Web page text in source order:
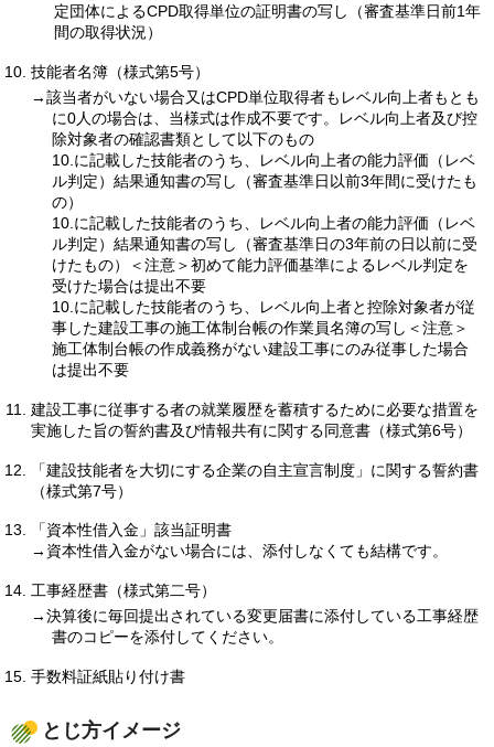
定団体によるCPD取得単位の証明書の写し（審査基準日前1年
間の取得状況）
技能者名簿（様式第5号）
→該当者がいない場合又はCPD単位取得者もレベル向上者もとも
に0人の場合は、当様式は作成不要です。レベル向上者及び控
除対象者の確認書類として以下のもの
10.に記載した技能者のうち、レベル向上者の能力評価（レベ
ル判定）結果通知書の写し（審査基準日以前3年間に受けたも
の）
10.に記載した技能者のうち、レベル向上者の能力評価（レベ
ル判定）結果通知書の写し（審査基準日の3年前の日以前に受
けたもの）＜注意＞初めて能力評価基準によるレベル判定を
受けた場合は提出不要
10.に記載した技能者のうち、レベル向上者と控除対象者が従
事した建設工事の施工体制台帳の作業員名簿の写し＜注意＞
施工体制台帳の作成義務がない建設工事にのみ従事した場合
は提出不要
建設工事に従事する者の就業履歴を蓄積するために必要な措置を
実施した旨の誓約書及び情報共有に関する同意書（様式第6号）
「建設技能者を大切にする企業の自主宣言制度」に関する誓約書
（様式第7号）
「資本性借入金」該当証明書
→資本性借入金がない場合には、添付しなくても結構です。
工事経歴書（様式第二号）
→決算後に毎回提出されている変更届書に添付している工事経歴
書のコピーを添付してください。
手数料証紙貼り付け書
とじ方イメージ